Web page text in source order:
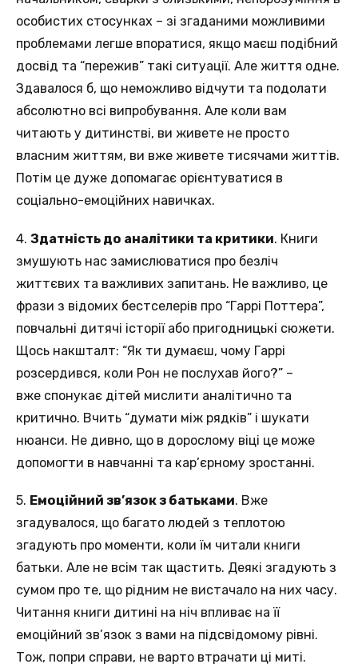
особистих стосунках – зі згаданими можливими
проблемами легше впоратися, якщо маєш подібний
досвід та “пережив” такі ситуації. Але життя одне.
Здавалося б, що неможливо відчути та подолати
абсолютно всі випробування. Але коли вам
читають у дитинстві, ви живете не просто
власним життям, ви вже живете тисячами життів.
Потім це дуже допомагає орієнтуватися в
соціально-емоційних навичках.
4. Здатність до аналітики та критики. Книги
змушують нас замислюватися про безліч
життєвих та важливих запитань. Не важливо, це
фрази з відомих бестселерів про “Гаррі Поттера”,
повчальні дитячі історії або пригодницькі сюжети.
Щось накшталт: “Як ти думаєш, чому Гаррі
розсердився, коли Рон не послухав його?” –
вже спонукає дітей мислити аналітично та
критично. Вчить “думати між рядків” і шукати
нюанси. Не дивно, що в дорослому віці це може
допомогти в навчанні та кар’єрному зростанні.
5. Емоційний зв’язок з батьками. Вже
згадувалося, що багато людей з теплотою
згадують про моменти, коли їм читали книги
батьки. Але не всім так щастить. Деякі згадують з
сумом про те, що рідним не вистачало на них часу.
Читання книги дитині на ніч впливає на її
емоційний зв’язок з вами на підсвідомому рівні.
Тож, попри справи, не варто втрачати ці миті.